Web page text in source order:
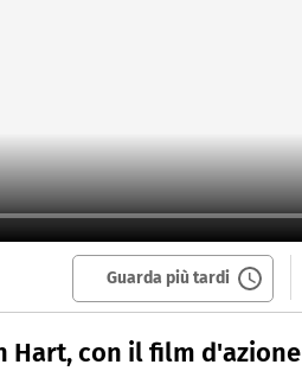
Guarda più tardi
Hart, con il film